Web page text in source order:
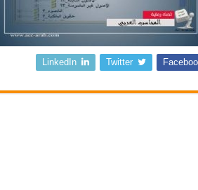
Twitter
LinkedIn